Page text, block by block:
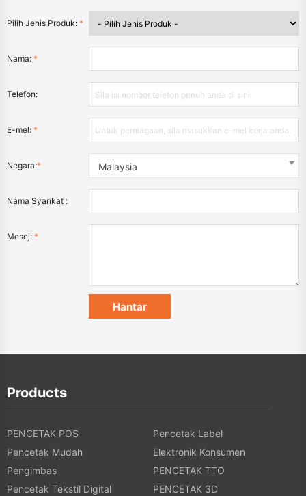
Pilih Jenis Produk: *
Nama: *
Telefon:
E-mel: *
Negara:* Malaysia
Nama Syarikat :
Mesej: *
Products
PENCETAK POS
Pencetak Label
Pencetak Mudah
Elektronik Konsumen
Pengimbas
PENCETAK TTO
Pencetak Tekstil Digital
PENCETAK 3D